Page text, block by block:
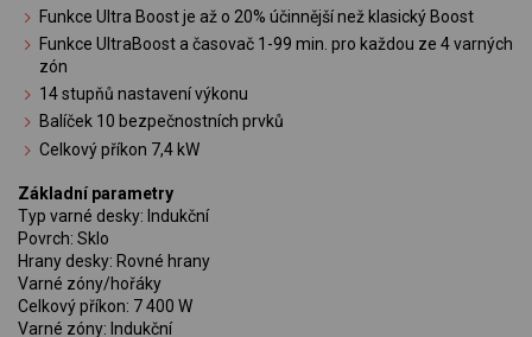
Funkce Ultra Boost je až o 20% účinnější než klasický Boost
Funkce UltraBoost a časovač 1-99 min. pro každou ze 4 varných
zón
14 stupňů nastavení výkonu
Balíček 10 bezpečnostních prvků
Celkový příkon 7,4 kW
Základní parametry
Typ varné desky: Indukční
Povrch: Sklo
Hrany desky: Rovné hrany
Varné zóny/hořáky
Celkový příkon: 7 400 W
Varné zóny: Indukční